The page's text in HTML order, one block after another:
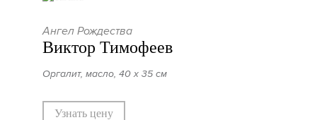
Ангел Рождества
Виктор Тимофеев
Оргалит, масло, 40 х 35 см
Узнать цену